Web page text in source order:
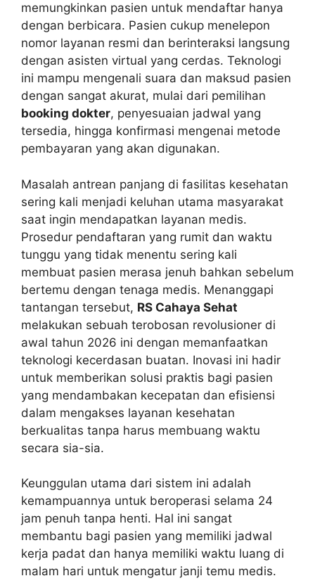
memungkinkan pasien untuk mendaftar hanya
dengan berbicara. Pasien cukup menelepon
nomor layanan resmi dan berinteraksi langsung
dengan asisten virtual yang cerdas. Teknologi
ini mampu mengenali suara dan maksud pasien
dengan sangat akurat, mulai dari pemilihan
booking dokter, penyesuaian jadwal yang
tersedia, hingga konfirmasi mengenai metode
pembayaran yang akan digunakan.
Masalah antrean panjang di fasilitas kesehatan
sering kali menjadi keluhan utama masyarakat
saat ingin mendapatkan layanan medis.
Prosedur pendaftaran yang rumit dan waktu
tunggu yang tidak menentu sering kali
membuat pasien merasa jenuh bahkan sebelum
bertemu dengan tenaga medis. Menanggapi
tantangan tersebut, RS Cahaya Sehat
melakukan sebuah terobosan revolusioner di
awal tahun 2026 ini dengan memanfaatkan
teknologi kecerdasan buatan. Inovasi ini hadir
untuk memberikan solusi praktis bagi pasien
yang mendambakan kecepatan dan efisiensi
dalam mengakses layanan kesehatan
berkualitas tanpa harus membuang waktu
secara sia-sia.
Keunggulan utama dari sistem ini adalah
kemampuannya untuk beroperasi selama 24
jam penuh tanpa henti. Hal ini sangat
membantu bagi pasien yang memiliki jadwal
kerja padat dan hanya memiliki waktu luang di
malam hari untuk mengatur janji temu medis.